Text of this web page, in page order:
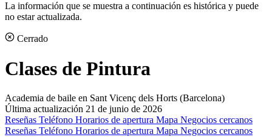
La información que se muestra a continuación es histórica y puede
no estar actualizada.
Cerrado
Clases de Pintura
Academia de baile en Sant Vicenç dels Horts (Barcelona)
Última actualización 21 de junio de 2026
Reseñas Teléfono Horarios de apertura Mapa Negocios cercanos
Reseñas Teléfono Horarios de apertura Mapa Negocios cercanos